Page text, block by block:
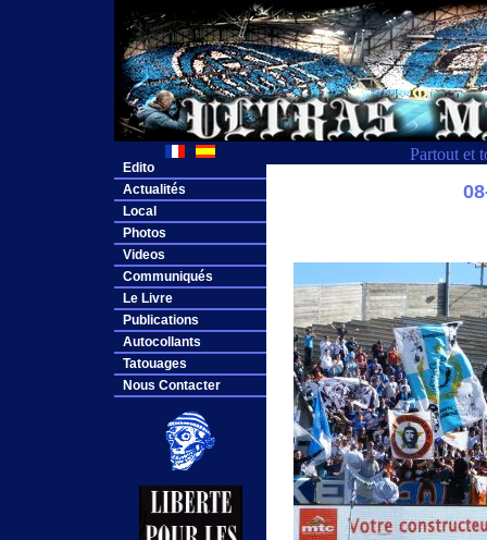
Partout et
Edito
Actualités
Local
Photos
Videos
Communiqués
Le Livre
Publications
Autocollants
Tatouages
Nous Contacter